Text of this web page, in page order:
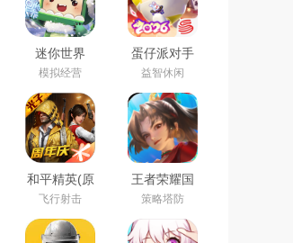
迷你世界
2026最新官
方版
模拟经营
蛋仔派对手
游(元气零食
季)下载官方
正版
益智休闲
和平精英(原
刺激战场)官
方最新版
飞行射击
王者荣耀国
际服下载
2026官方手
机版
（Honor of
策略塔防